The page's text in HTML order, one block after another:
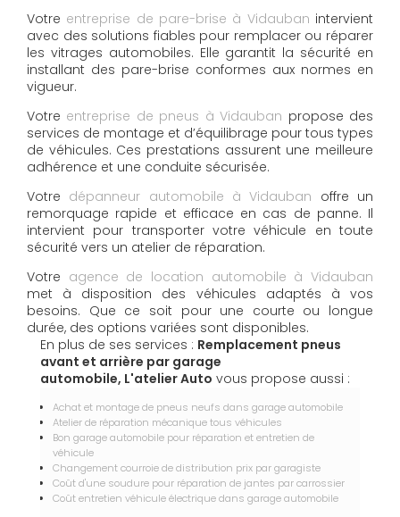
Votre entreprise de pare-brise à Vidauban intervient
avec des solutions fiables pour remplacer ou réparer
les vitrages automobiles. Elle garantit la sécurité en
installant des pare-brise conformes aux normes en
vigueur.
Votre entreprise de pneus à Vidauban propose des
services de montage et d’équilibrage pour tous types
de véhicules. Ces prestations assurent une meilleure
adhérence et une conduite sécurisée.
Votre dépanneur automobile à Vidauban offre un
remorquage rapide et efficace en cas de panne. Il
intervient pour transporter votre véhicule en toute
sécurité vers un atelier de réparation.
Votre agence de location automobile à Vidauban
met à disposition des véhicules adaptés à vos
besoins. Que ce soit pour une courte ou longue
durée, des options variées sont disponibles.
En plus de ses services : Remplacement pneus
avant et arrière par garage
automobile, L'atelier Auto vous propose aussi :
Achat et montage de pneus neufs dans garage automobile
Atelier de réparation mécanique tous véhicules
Bon garage automobile pour réparation et entretien de
véhicule
Changement courroie de distribution prix par garagiste
Coût d'une soudure pour réparation de jantes par carrossier
Coût entretien véhicule électrique dans garage automobile